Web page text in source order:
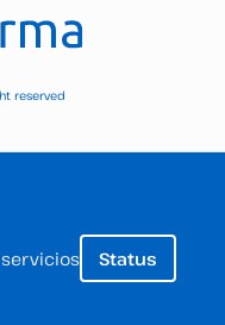
reserved
Status